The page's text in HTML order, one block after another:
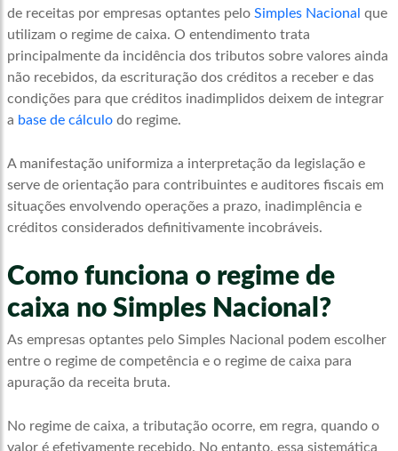
de receitas por empresas optantes pelo Simples Nacional que
utilizam o regime de caixa. O entendimento trata
principalmente da incidência dos tributos sobre valores ainda
não recebidos, da escrituração dos créditos a receber e das
condições para que créditos inadimplidos deixem de integrar
a base de cálculodo regime.
A manifestação uniformiza a interpretação da legislação e
serve de orientação para contribuintes e auditores fiscais em
situações envolvendo operações a prazo, inadimplência e
créditos considerados definitivamente incobráveis.
Como funciona o regime de
caixa no Simples Nacional?
As empresas optantes pelo Simples Nacional podem escolher
entre o regime de competência e o regime de caixa para
apuração da receita bruta.
No regime de caixa, a tributação ocorre, em regra, quando o
valor é efetivamente recebido. No entanto, essa sistemática